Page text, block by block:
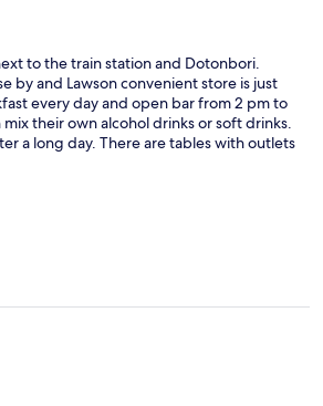
to the train station and Dotonbori.
by and Lawson convenient store is just
every day and open bar from 2 pm to
their own alcohol drinks or soft drinks.
a long day. There are tables with outlets
cover up the entire mattress, which is
safe. Keypad to get in after midnight.
Would I book again, yes. My
aren’t used to tiny hotel rooms.